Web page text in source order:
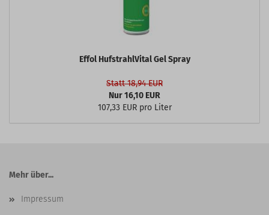
Effol HufstrahlVital Gel Spray
Statt 18,94 EUR
Nur 16,10 EUR
107,33 EUR pro Liter
Mehr über...
Impressum